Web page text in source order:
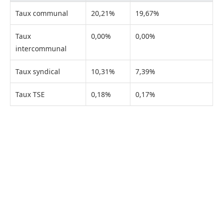
Taux communal 20,21% 19,67%
Taux
intercommunal
0,00% 0,00%
Taux syndical 10,31% 7,39%
Taux TSE 0,18% 0,17%